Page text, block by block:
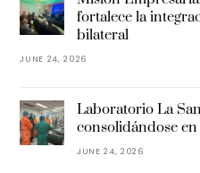
fortalece la
bilateral
JUNE 24, 2026
Laboratorio La
consolidándose
JUNE 24, 2026